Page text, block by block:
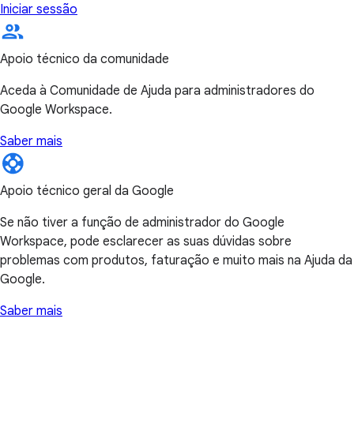
Iniciar sessão
Apoio técnico da comunidade
Aceda à Comunidade de Ajuda para administradores do
Google Workspace.
Saber mais
Apoio técnico geral da Google
Se não tiver a função de administrador do Google
Workspace, pode esclarecer as suas dúvidas sobre
problemas com produtos, faturação e muito mais na Ajuda da
Google.
Saber mais